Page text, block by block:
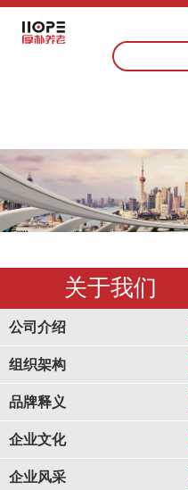
关于我们
公司介绍
组织架构
品牌释义
企业文化
企业风采